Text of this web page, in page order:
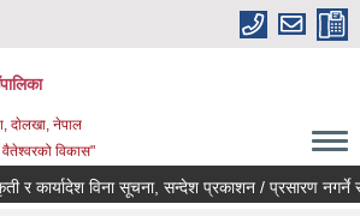
दाेलखा, नेपाल
विकास"
र कार्यादेश विना सूचना, सन्देश प्रकाशन / प्रसारण नगर्ने